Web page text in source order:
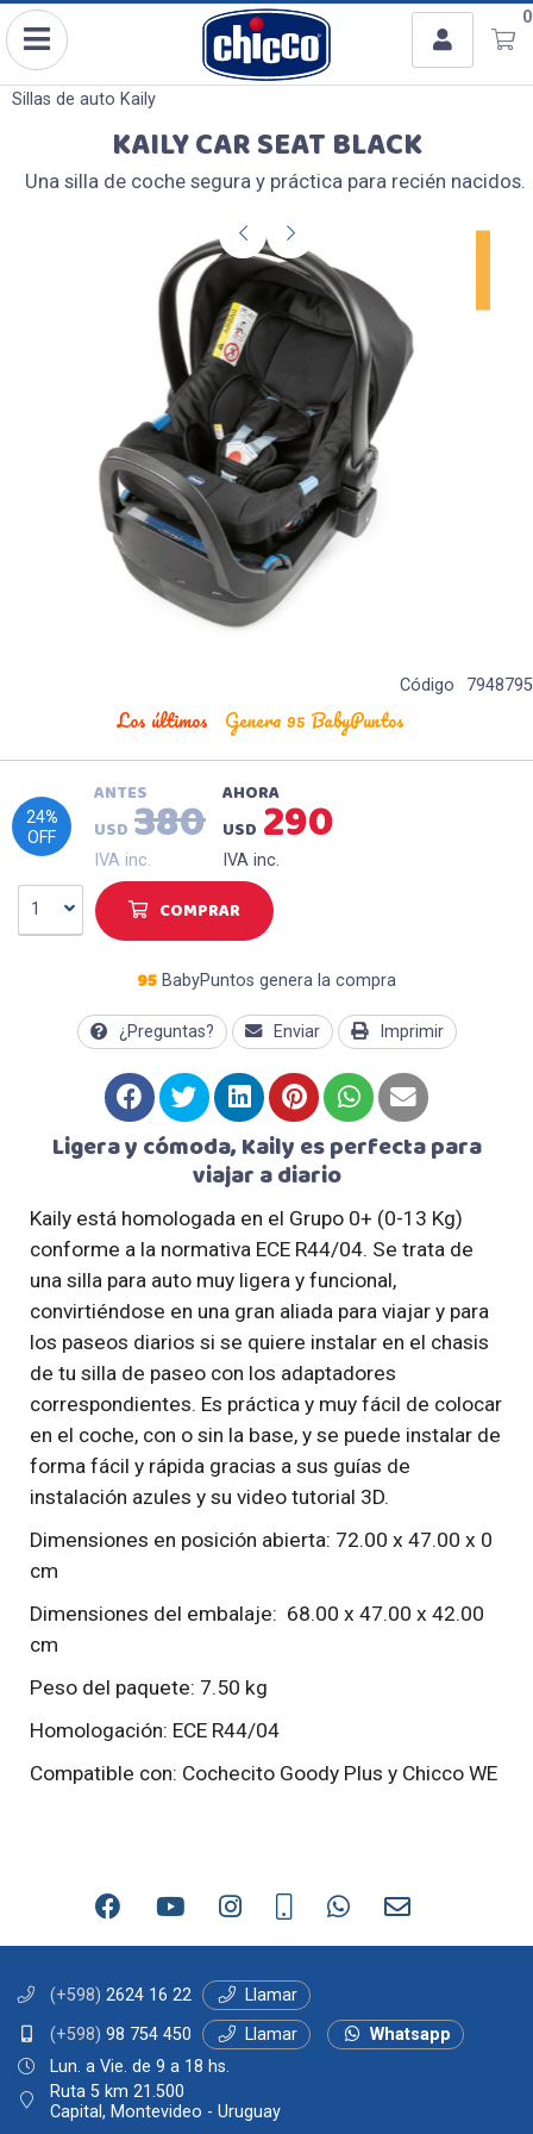
Enviar a email
Para
Mensaje
0
Usuario
Ingresar con Facebook
o
Recordar datos
INGRESAR
Olvidé mi clave
Sillas de auto Kaily
KAILY CAR SEAT BLACK
Una silla de coche segura y práctica para recién nacidos.
Código 7948795
Los últimos Genera 95 BabyPuntos
24%
OFF
ANTES
USD 380
IVA inc.
AHORA
USD 290
IVA inc.
1 COMPRAR
95 BabyPuntos genera la compra
¿Preguntas? Enviar Imprimir
Ligera y cómoda, Kaily es perfecta para
viajar a diario
Kaily está homologada en el Grupo 0+ (0-13 Kg)
conforme a la normativa ECE R44/04. Se trata de
una silla para auto muy ligera y funcional,
convirtiéndose en una gran aliada para viajar y para
los paseos diarios si se quiere instalar en el chasis
de tu silla de paseo con los adaptadores
correspondientes. Es práctica y muy fácil de colocar
en el coche, con o sin la base, y se puede instalar de
forma fácil y rápida gracias a sus guías de
instalación azules y su video tutorial 3D.
Dimensiones en posición abierta: 72.00 x 47.00 x 0
cm
Dimensiones del embalaje: 68.00 x 47.00 x 42.00
cm
Peso del paquete: 7.50 kg
Homologación: ECE R44/04
Compatible con: Cochecito Goody Plus y Chicco WE
(+598) 2624 16 22
Llamar
(+598) 98 754 450 Llamar
Whatsapp
Lun. a Vie. de 9 a 18 hs.
Ruta 5 km 21.500
Capital, Montevideo - Uruguay